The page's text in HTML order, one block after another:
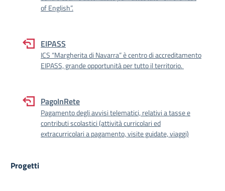
of English”.
EIPASS
ICS “Margherita di Navarra” è centro di accreditamento
EIPASS, grande opportunità per tutto il territorio.
PagoInRete
Pagamento degli avvisi telematici, relativi a tasse e
contributi scolastici (attività curricolari ed
extracurricolari a pagamento, visite guidate, viaggi)
Progetti